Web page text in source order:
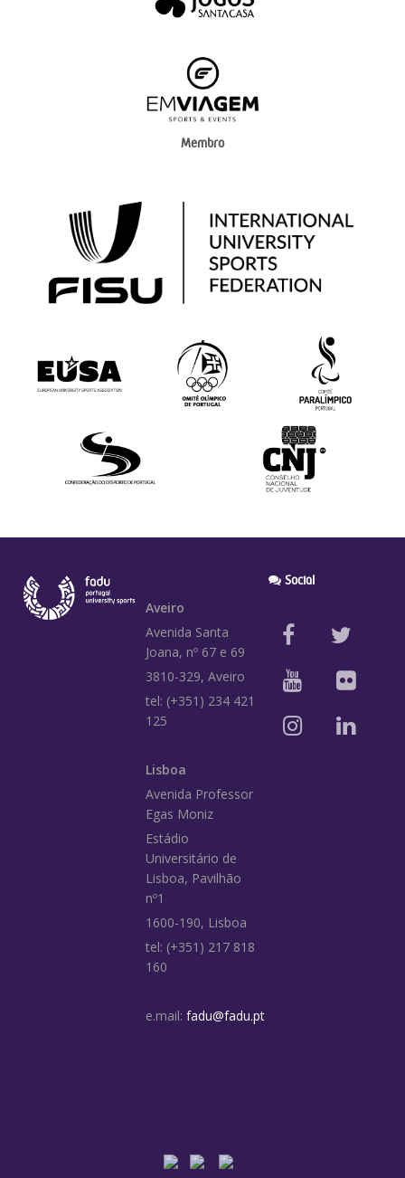
Membro
Aveiro
Avenida Santa
Joana, nº 67 e 69
3810-329, Aveiro
tel: (+351) 234 421
125
Lisboa
Avenida Professor
Egas Moniz
Estádio
Universitário de
Lisboa, Pavilhão
nº1
1600-190, Lisboa
tel: (+351) 217 818
160
e.mail: fadu@fadu.pt
Social